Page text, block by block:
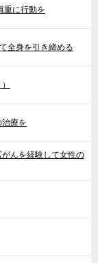
重に行動を
全身を引き締める
療を
んを経験して女性の